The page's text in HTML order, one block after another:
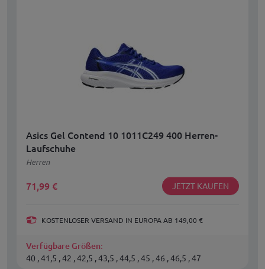
Asics Gel Contend 10 1011C249 400 Herren-
Laufschuhe
Herren
71,99 € JETZT KAUFEN
KOSTENLOSER VERSAND IN EUROPA AB 149,00 €
Verfügbare Größen:
40 , 41,5 , 42 , 42,5 , 43,5 , 44,5 , 45 , 46 , 46,5 , 47